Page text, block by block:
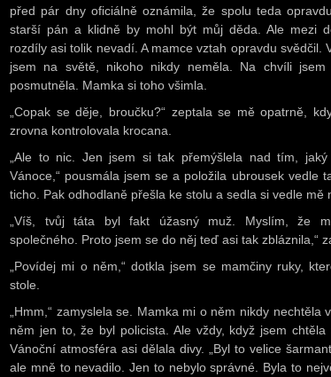
před pár dny oficiálně oznámila, že spolu teda
starší pán a klidně by mohl být můj děda. Ale mezi
rozdíly asi tolik nevadí. A mamce vztah opravdu svědčil.
jsem na světě, nikoho nikdy neměla. Na chvíli jsem
posmutněla. Mamka si toho všimla.
„Copak se děje, broučku?“ zeptala se mě opatrně,
zrovna kontrolovala krocana.
„Ale to nic. Jen jsem si tak přemýšlela nad tím,
Vánoce,“ pousmála jsem se a položila ubrousek vedle
ticho. Pak odhodlaně přešla ke stolu a sedla si vedle mě
„Víš, tvůj táta byl fakt úžasný muž. Myslím, že
společného. Proto jsem se do něj teď asi tak zbláznila,“
„Povídej mi o něm,“ dotkla jsem se mamčiny ruky,
stole.
„Hmm,“ zamyslela se. Mamka mi o něm nikdy nechtěla
něm jen to, že byl policista. Ale vždy, když jsem chtěla
Vánoční atmosféra asi dělala divy. „Byl to velice
ale mně to nevadilo. Jen to nebylo správné. Byla to